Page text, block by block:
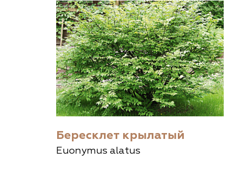
Бересклет крылатый
Euonymus alatus